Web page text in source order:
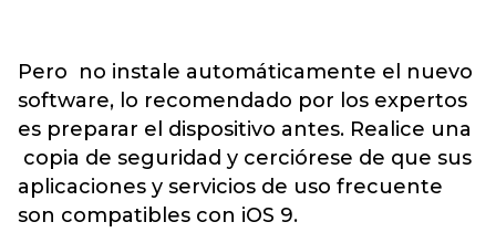
Pero no instale automáticamente el nuevo
software, lo recomendado por los expertos
es preparar el dispositivo antes. Realice una
copia de seguridad y cerciórese de que sus
aplicaciones y servicios de uso frecuente
son compatibles con iOS 9.